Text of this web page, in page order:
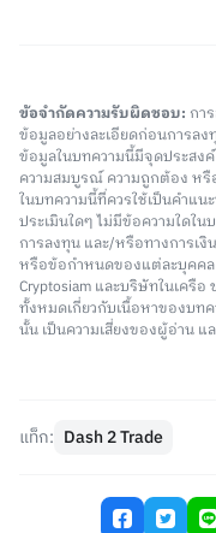
ข้อจำกัดความรับผิดชอบ: กา
ข้อมูลอย่างละเอียดก่อนการล
ข้อมูลในบทความนี้มีจุดประสงค์
ความสมบูรณ์ ความถูกต้อง หรื
ในบทความนี้ที่ควรใช้เป็นคำแ
ประเมินใดๆ ไม่มีข้อความใดใ
การลงทุน และ/หรือทางการเ
หรือข้อกำหนดของแต่ละบุคคล
Cryptosiam และบริษัทในเครื
ทั้งหมดเกี่ยวกับเนื้อหาของบท
นั้น เป็นความเสี่ยงของผู้อ่าน แ
แท็ก: Dash 2 Trade